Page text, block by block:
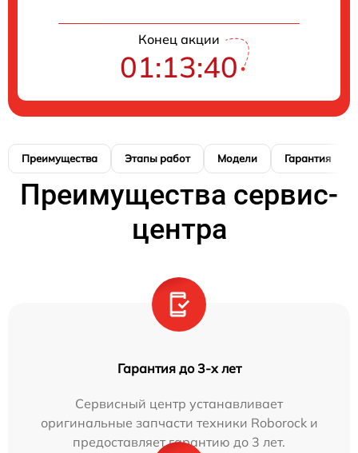
Конец акции
01:13:39
Преимущества Этапы работ Модели Гарантия
Преимущества сервис-
центра
Гарантия до 3-х лет
Сервисный центр устанавливает
оригинальные запчасти техники Roborock и
предоставляет гарантию до 3 лет.